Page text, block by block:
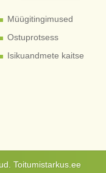
Müügitingimused
Ostuprotsess
Isikuandmete kaitse
Toitumistarkus.ee